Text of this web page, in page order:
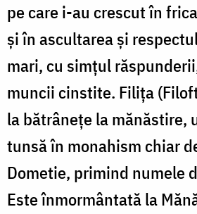
pe care i-au crescut în
şi în ascultarea şi
mari, cu simţul
muncii cinstite. Filița
la bătrânețe la mănăstire,
tunsă în monahism chiar
Dometie, primind numele
Este înmormântată la